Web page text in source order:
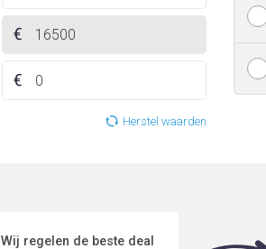
Herstel waarden
Wij regelen de beste deal